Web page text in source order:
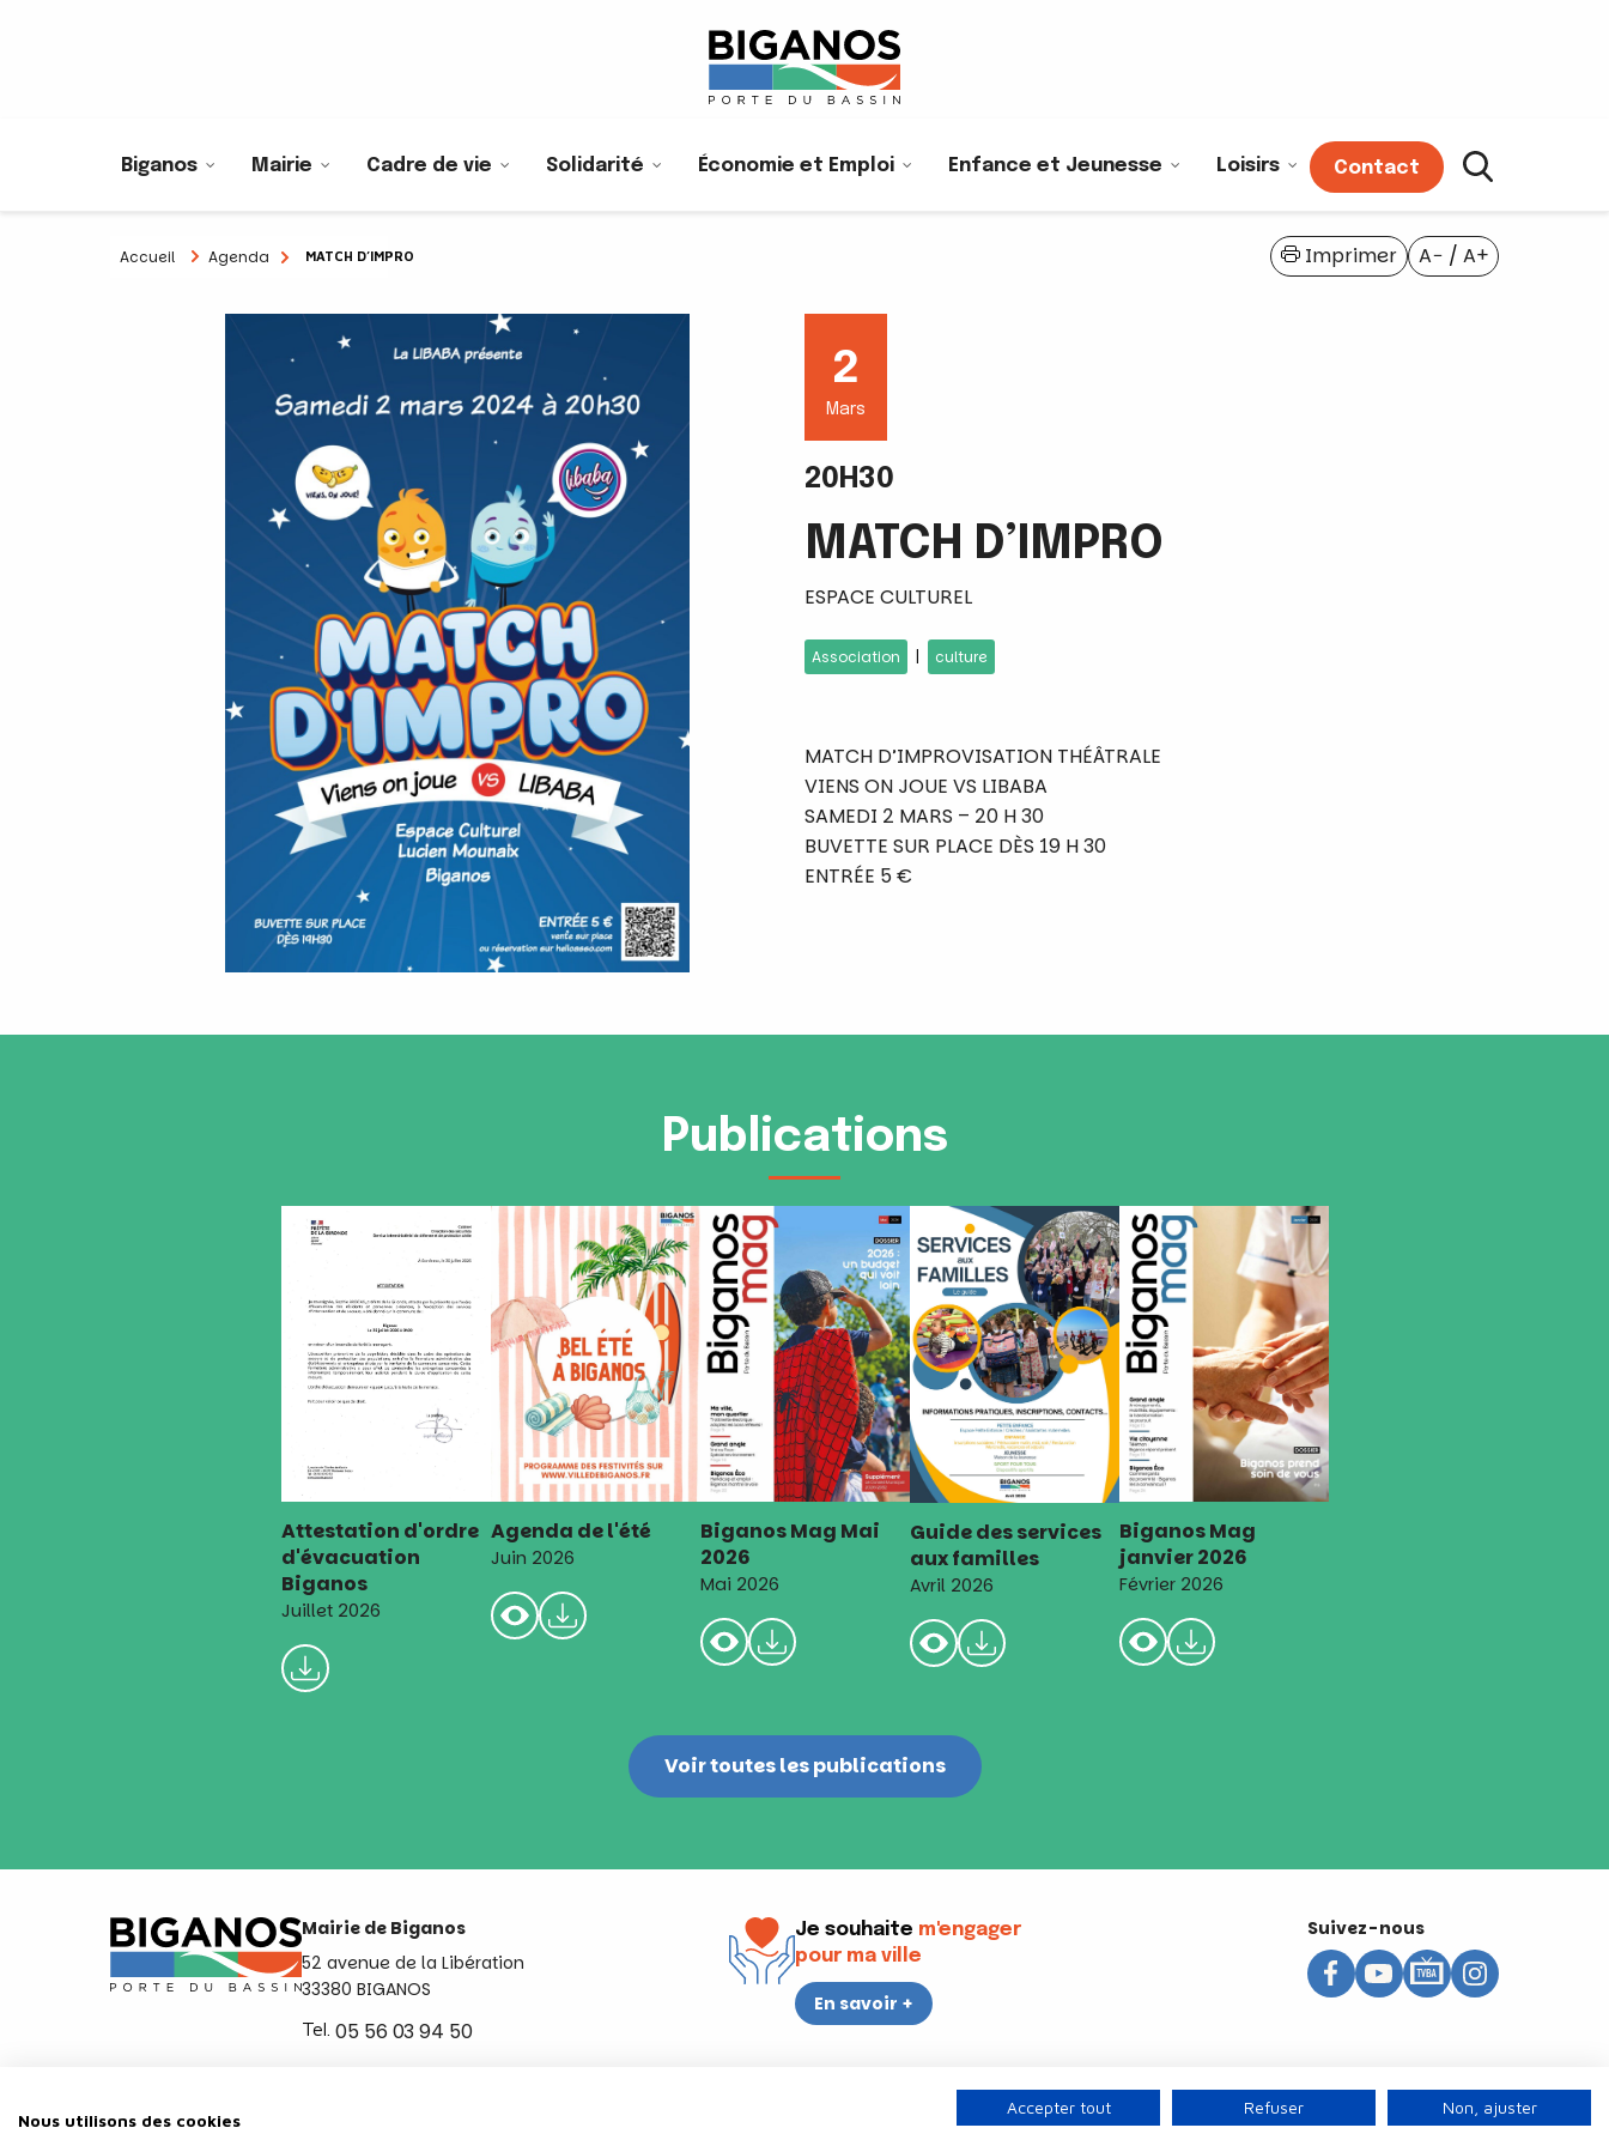
Biganos Mairie Cadre de vie Solidarité Économie et Emploi Enfance et Jeunesse Loisirs Contact
Accueil Agenda MATCH D’IMPRO A− / A+
Imprimer
2
Mars
20H30
MATCH D’IMPRO
ESPACE CULTUREL
Association | culture
MATCH D’IMPROVISATION THÉÂTRALE
VIENS ON JOUE VS LIBABA
SAMEDI 2 MARS – 20 H 30
BUVETTE SUR PLACE DÈS 19 H 30
ENTRÉE 5 €
Publications
Attestation d'ordre
d'évacuation
Biganos
Juillet 2026
Agenda de l'été
Juin 2026
Biganos Mag Mai
2026
Mai 2026
Guide des services
aux familles
Avril 2026
Biganos Mag
janvier 2026
Février 2026
Voir toutes les publications
Mairie de Biganos
52 avenue de la Libération
33380 BIGANOS
Tel. 05 56 03 94 50
Je souhaite m'engager
pour ma ville
En savoir +
Suivez-nous
Nous utilisons des cookies
Accepter tout Refuser Non, ajuster